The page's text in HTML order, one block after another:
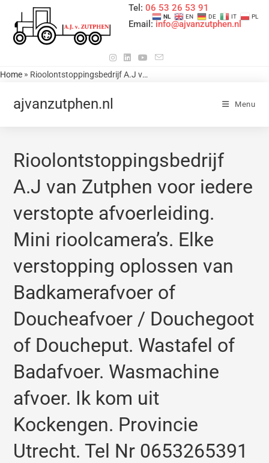
Tel: 06 53 26 53 91
Email:info@ajvanzutphen.nl
Home » Rioolontstoppingsbedrijf A.J van Zutphen voor iedere verstopte afvoerleiding. Mini rioolcamera’s. Elke verstopping oplossen van Badkamerafvoer of Doucheafvoer / Douchegoot of Doucheput. Wastafel of Badafvoer. Wasmachine afvoer. Ik kom uit Kockengen. Provincie Utrecht. Tel Nr 0653265391 / 0346242479 Reistijd is werktijd.
ajvanzutphen.nl Menu
Rioolontstoppingsbedrijf
A.J van Zutphen voor iedere
verstopte afvoerleiding.
Mini rioolcamera’s. Elke
verstopping oplossen van
Badkamerafvoer of
Doucheafvoer / Douchegoot
of Doucheput. Wastafel of
Badafvoer. Wasmachine
afvoer. Ik kom uit
Kockengen. Provincie
Utrecht. Tel Nr 0653265391
NL EN DE IT PL